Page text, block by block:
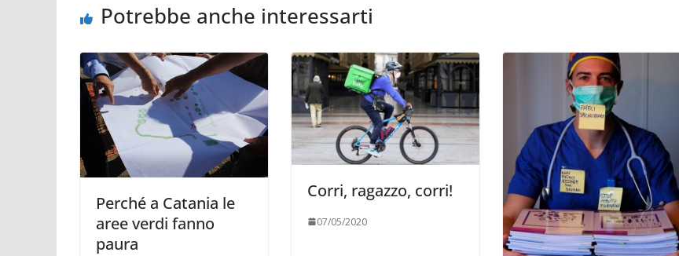
Potrebbe anche interessarti
Perché a Catania le
aree verdi fanno
paura
Corri, ragazzo, corri!
07/05/2020